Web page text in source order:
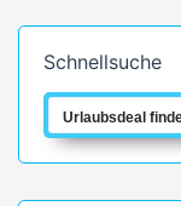
Schnellsuche